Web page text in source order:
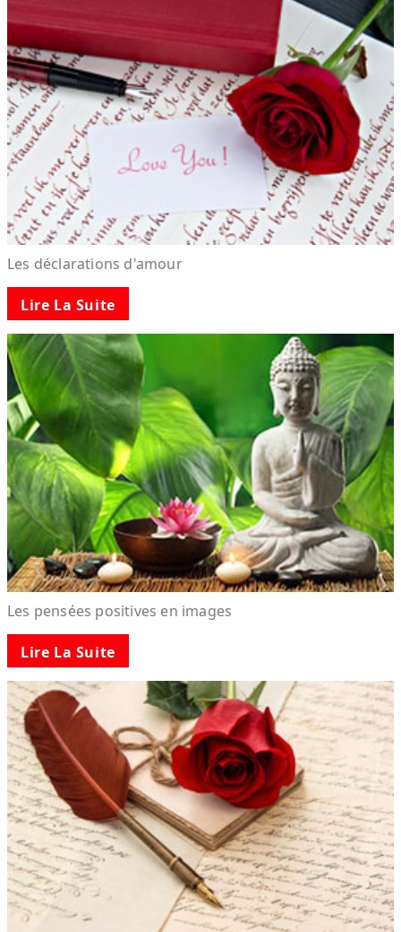
Les déclarations d'amour
Lire La Suite
Les pensées positives en images
Lire La Suite